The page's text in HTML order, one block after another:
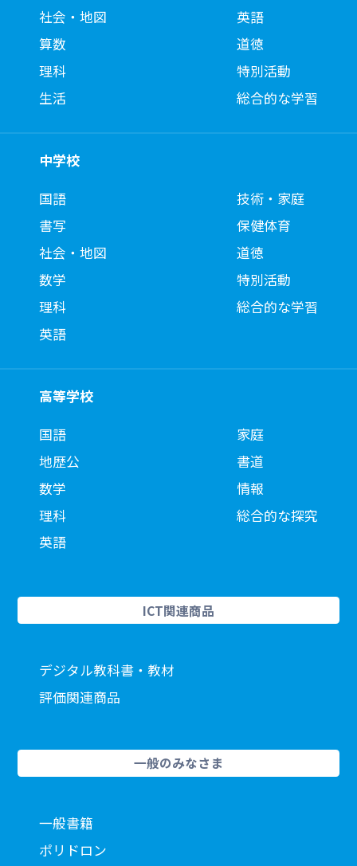
社会・地図
算数
理科
生活
英語
道徳
特別活動
総合的な学習
中学校
国語
書写
社会・地図
数学
理科
英語
技術・家庭
保健体育
道徳
特別活動
総合的な学習
高等学校
国語
地歴公
数学
理科
英語
家庭
書道
情報
総合的な探究
ICT関連商品
デジタル教科書・教材
評価関連商品
一般のみなさま
一般書籍
ポリドロン